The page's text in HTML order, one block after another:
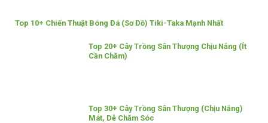
Top 10+ Chiến Thuật Bóng Đá (Sơ Đồ) Tiki-Taka Mạnh Nhất
Top 20+ Cây Trồng Sân Thượng Chịu Nắng (Ít
Cần Chăm)
Top 30+ Cây Trồng Sân Thượng (Chịu Nắng)
Mát, Dễ Chăm Sóc